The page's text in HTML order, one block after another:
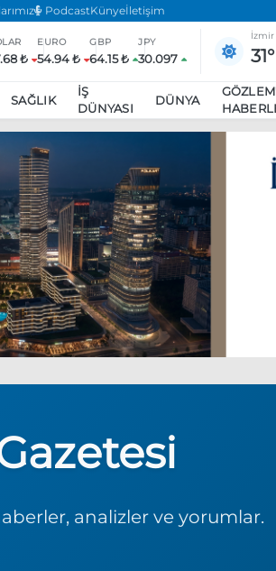
PodcastKünyeİletişim
₺
EURO
54.94 ₺
GBP
64.15 ₺
JPY
30.097
İzmir
31°
SAĞLIK
İŞ
DÜNYASI
DÜNYA
Özel, Ekrem İmamoğlu’nu ziyaret edecek
Boykot
analizler ve yorumlar.